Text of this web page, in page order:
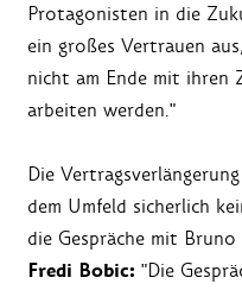
Protagonisten in die
ein großes Vertrauen
nicht am Ende mit ihren
arbeiten werden."
Die
dem Umfeld sicherlich
die Gespräche mit
Fredi Bobic: "Die